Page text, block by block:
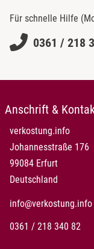
Für schnelle Hilfe
0361 / 218
Anschrift &
verkostung.info
Johannesstraße 176
99084 Erfurt
Deutschland
info@verkostung.info
0361 / 218 340 82